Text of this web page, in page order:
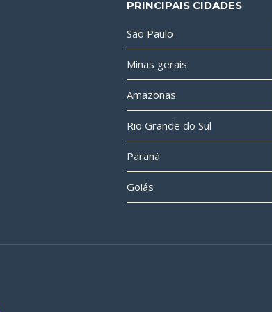
PRINCIPAIS CIDADES
São Paulo
Minas gerais
Amazonas
Rio Grande do Sul
Paraná
Goiás